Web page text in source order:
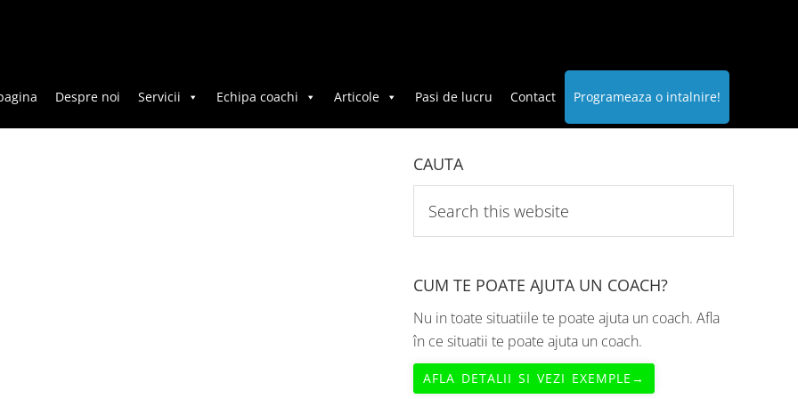
Despre noi Servicii Echipa coachi Articole Pasi de lucru Contact Programeaza o intalnire!
CAUTA
this
website
CUM TE POATE AJUTA UN COACH?
Nu in toate situatiile te poate ajuta un coach. Afla
în ce situatii te poate ajuta un coach.
AFLA DETALII SI VEZI EXEMPLE→